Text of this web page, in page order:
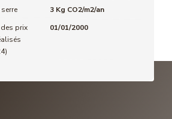
3 Kg CO2/m2/an
des prix
01/01/2000